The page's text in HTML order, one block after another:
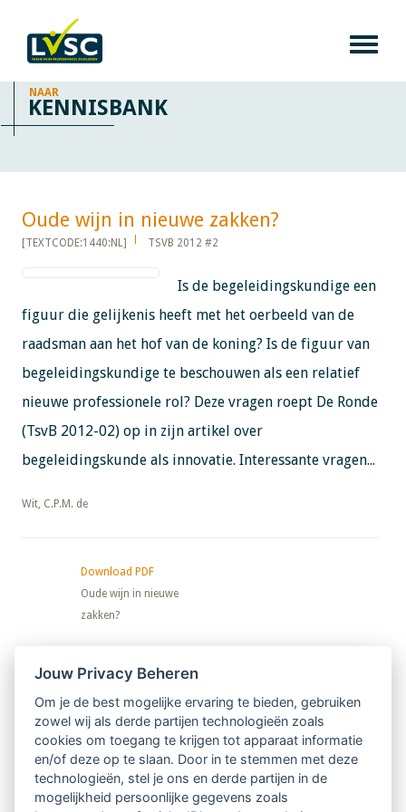
NAAR
KENNISBANK
Oude wijn in nieuwe zakken?​​​​​​
[TEXTCODE:1440:NL] TSVB 2012 #2
Is de begeleidingskundige een
figuur die gelijkenis heeft met het oerbeeld van de
raadsman aan het hof van de koning? Is de figuur van
begeleidingskundige te beschouwen als een relatief
nieuwe professionele rol? Deze vragen roept De Ronde
(TsvB 2012-02) op in zijn artikel over
begeleidingskunde als innovatie. Interessante vragen...
​​​​​​​Wit, C.P.M. de
Download PDF
Oude wijn in nieuwe
zakken?
Nieuwsbrief
Ontvang 10 x per jaar de LVSC-
relatienieuwsbrief met o.a.:
vrij toegankelijke TsvB-artikelen
Jouw Privacy Beheren
Om je de best mogelijke ervaring te bieden, gebruiken
zowel wij als derde partijen technologieën zoals
cookies om toegang te krijgen tot apparaat informatie
en/of deze op te slaan. Door in te stemmen met deze
technologieën, stel je ons en derde partijen in de
mogelijkheid persoonlijke gegevens zoals